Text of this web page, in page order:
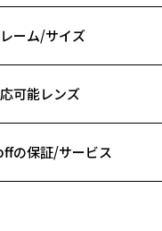
染みの良い小ぶりのボスト
CLASSIC』
がサングラスになって登
ッジ、テンプルの彫金がポ
ーム/サイズ
リッジ(鼻部分)の横幅：22mm
可能レンズ
フレームとレンズ
の保証/サービス